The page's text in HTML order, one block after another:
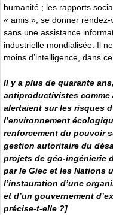
humanité ; les rapports
« amis », se donner
sans une assistance
industrielle mondialisée. Il
moins d’intelligence, dans
Il y a plus de quarante
antiproductivistes comme
alertaient sur les risques
l’environnement
renforcement du pouvoir
gestion autoritaire du
projets de géo-ingénierie
par le Giec et les Nations
l’instauration d’une
et d’un gouvernement
précise-t-elle ?]